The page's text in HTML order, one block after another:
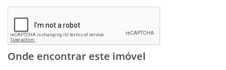
Onde encontrar este imóvel